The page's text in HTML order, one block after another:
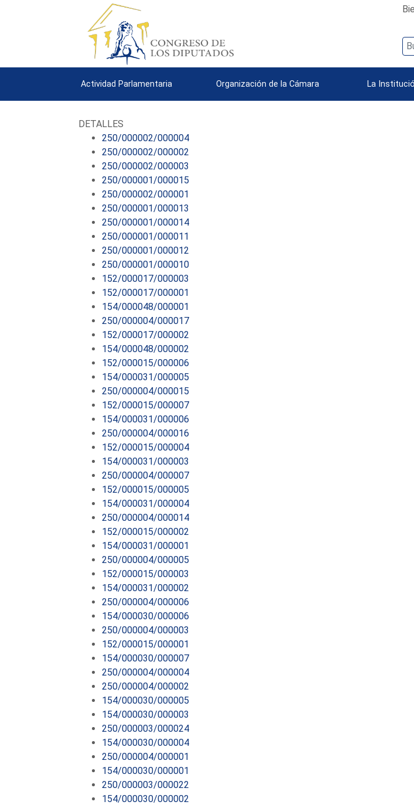
Actividad Parlamentaria Organización de la Cámara La
DETALLES
250/000002/000004
250/000002/000002
250/000002/000003
250/000001/000015
250/000002/000001
250/000001/000013
250/000001/000014
250/000001/000011
250/000001/000012
250/000001/000010
152/000017/000003
152/000017/000001
154/000048/000001
250/000004/000017
152/000017/000002
154/000048/000002
152/000015/000006
154/000031/000005
250/000004/000015
152/000015/000007
154/000031/000006
250/000004/000016
152/000015/000004
154/000031/000003
250/000004/000007
152/000015/000005
154/000031/000004
250/000004/000014
152/000015/000002
154/000031/000001
250/000004/000005
152/000015/000003
154/000031/000002
250/000004/000006
154/000030/000006
250/000004/000003
152/000015/000001
154/000030/000007
250/000004/000004
250/000004/000002
154/000030/000005
154/000030/000003
250/000003/000024
154/000030/000004
250/000004/000001
154/000030/000001
250/000003/000022
154/000030/000002